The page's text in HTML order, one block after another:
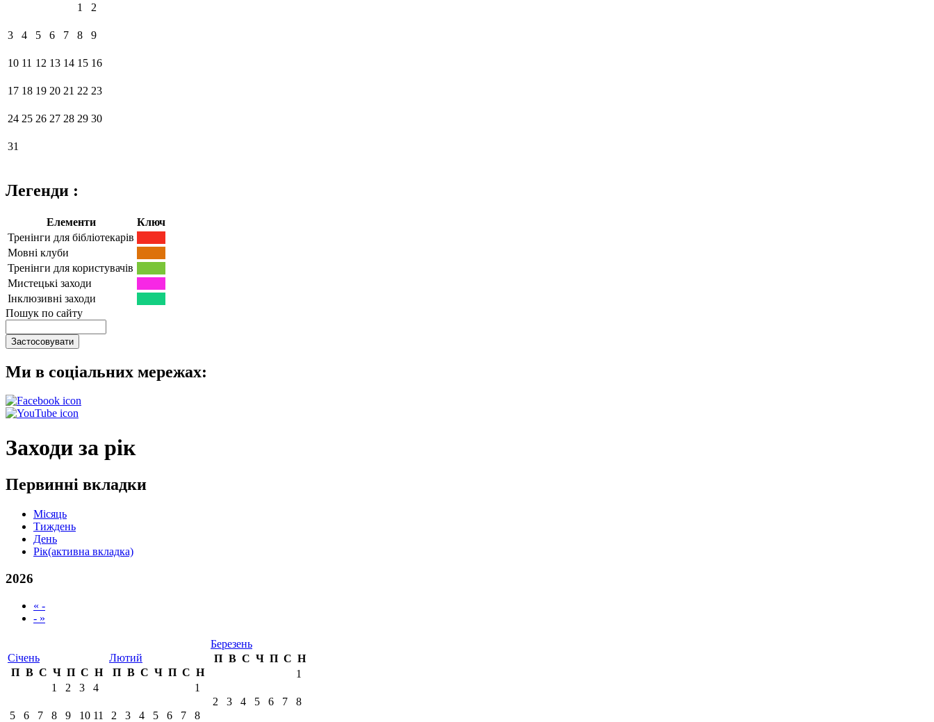
1
2
3 4 5 6 7 8 9
10 11 12 13 14 15 16
17 18 19 20 21 22 23
24 25 26 27 28 29 30
31
Легенди :
Елементи
Ключ
Тренінги для бібліотекарів
Мовні клуби
Тренінги для користувачів
Мистецькі заходи
Інклюзивні заходи
Пошук по сайту
Ми в соціальних мережах:
Заходи за рік
Первинні вкладки
Місяць
Тиждень
День
Рік(активна вкладка)
2026
« -
- »
Січень
П В С Ч П С Н
1
2 3 4
5 6 7 8 9 10 11
Лютий
П В С Ч П С Н
1
2 3 4 5 6 7 8
Березень
П В С Ч П С Н
1
2 3 4 5 6 7 8